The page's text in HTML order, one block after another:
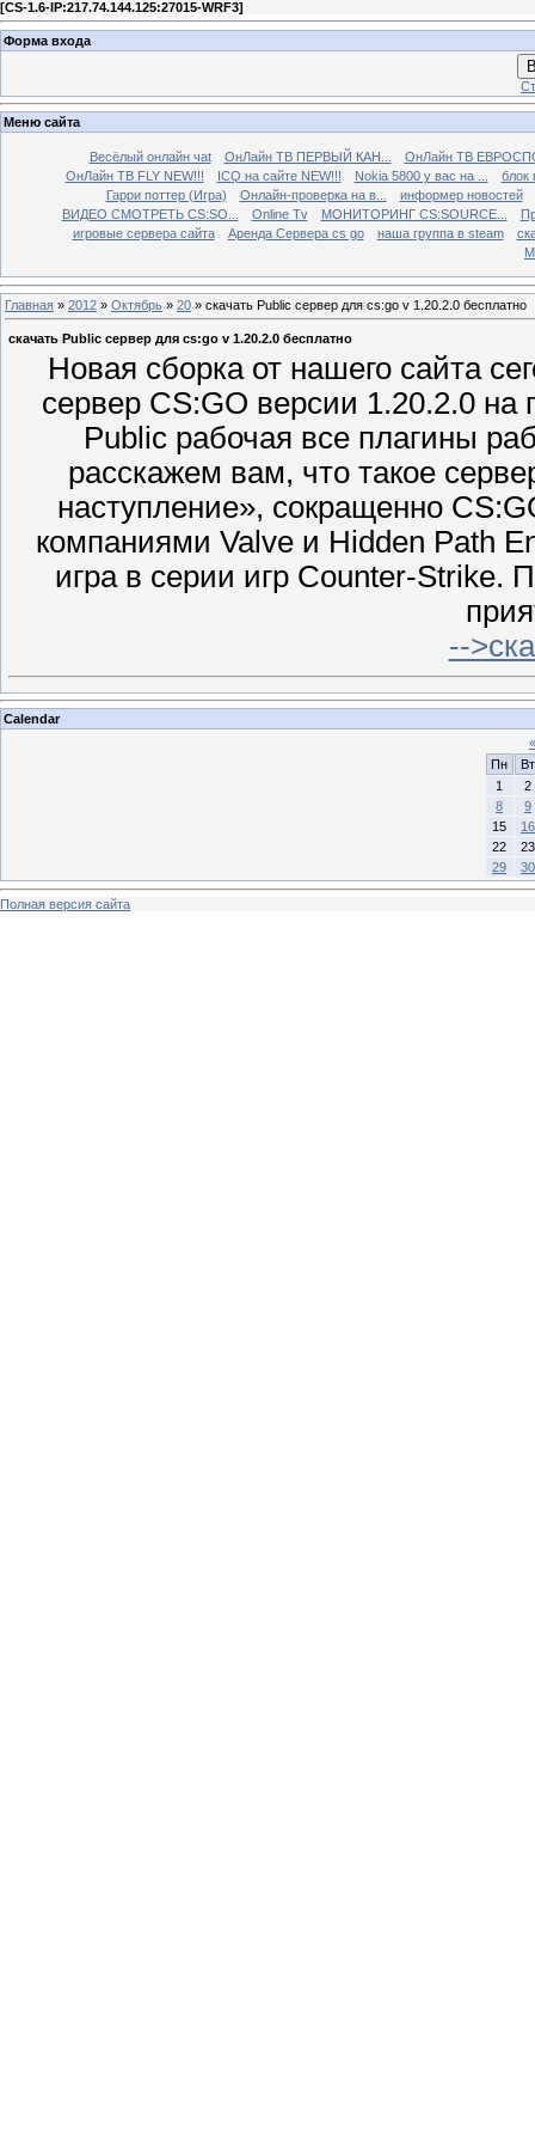
[CS-1.6-IP:217.74.144.125:27015-WRF3]
Форма входа
Меню сайта
Весёлый онлайн чаt ОнЛайн ТВ ПЕРВЫЙ КАН...
ОнЛайн ТВ
ОнЛайн ТВ FLY NEW!!!
ICQ на сайте NEW!!! Nokia 5800 у вас на ...
блок
Гарри поттер (Игра)
Онлайн-проверка на в...
информер новостей
ВИДЕО СМОТРЕТЬ CS:SO...
Online Tv МОНИТОРИНГ CS:SOURCE...
игровые сервера сайта
Аренда Сервера cs go наша группа в steam
Главная » 2012 » Октябрь » 20 » скачать Public сервер для cs:go v 1.20.2.0 бесплатно
скачать Public сервер для cs:go v 1.20.2.0 бесплатно
Новая сборка от нашего сайта
сервер CS:GO версии 1.20.2.0 на
Public рабочая все плагины
расскажем вам, что такое
наступление», сокращенно
компаниями Valve и Hidden Path
игра в серии игр Counter-Strike.
--
Calendar
«
Пн
Вт
1
2
8
9
15
16
22
23
29
30
Полная версия сайта